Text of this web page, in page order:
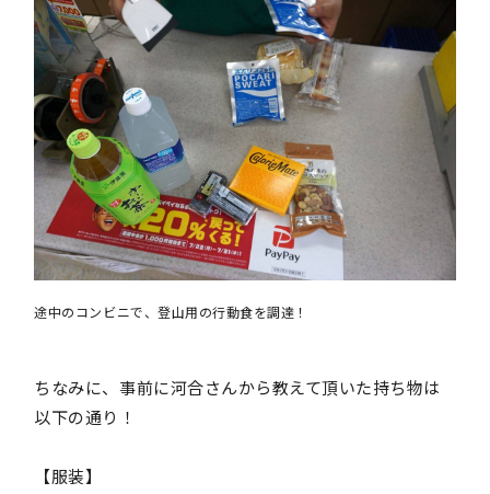
途中のコンビニで、登山用の行動食を調達！
ちなみに、事前に河合さんから教えて頂いた持ち物は
以下の通り！
【服装】